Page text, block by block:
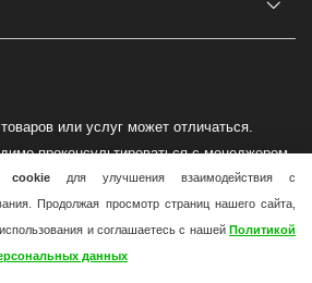
или услуг может отличаться.
проконсультироваться с менеджером
или услуг.
не гарантирует фактического
Вашем регионе!
осуществляется силами транспортных
cookie для улучшения взаимодействия с
Продолжая просмотр страниц нашего сайта,
и соглашаетесь с нашей Политикой
данных